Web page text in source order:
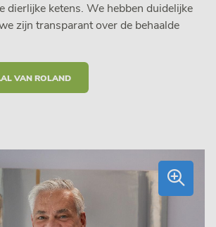
dierlijke ketens. We hebben duidelijke
zijn transparant over de behaalde
VAN ROLAND